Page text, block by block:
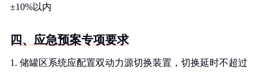
±10%以内
四、应急预案专项要求
1. 储罐区系统应配置双动力源切换装置，切换延时不超过